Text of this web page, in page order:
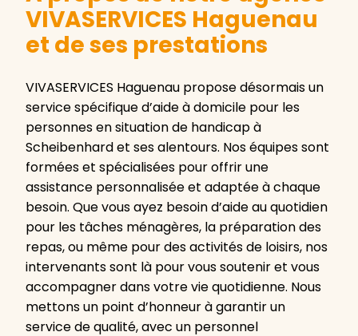
VIVASERVICES Haguenau
et de ses prestations
VIVASERVICES Haguenau propose désormais un
service spécifique d’aide à domicile pour les
personnes en situation de handicap à
Scheibenhard et ses alentours. Nos équipes sont
formées et spécialisées pour offrir une
assistance personnalisée et adaptée à chaque
besoin. Que vous ayez besoin d’aide au quotidien
pour les tâches ménagères, la préparation des
repas, ou même pour des activités de loisirs, nos
intervenants sont là pour vous soutenir et vous
accompagner dans votre vie quotidienne. Nous
mettons un point d’honneur à garantir un
service de qualité, avec un personnel